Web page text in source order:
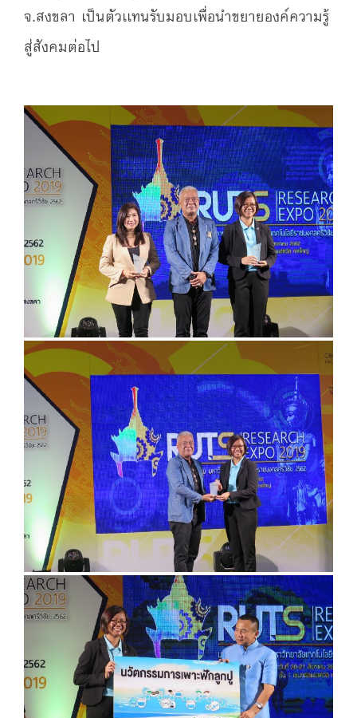
จ.สงขลา เป็นตัวเเทนรับมอบเพื่อนำขยายองค์ความรู้
สู่สังคมต่อไป